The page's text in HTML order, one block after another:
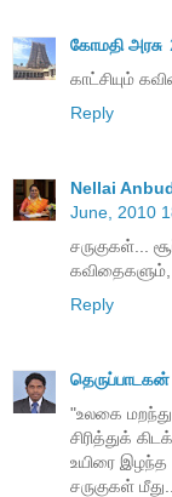
கோமதி அரசு
காட்சியும்
Reply
Nellai
June, 2010
சருகுகள்...
Reply
தெருப்பாடகன்
"உலகை மறந்து
சிரித்துக்
உயிரை இழந்த
சருகுகள்